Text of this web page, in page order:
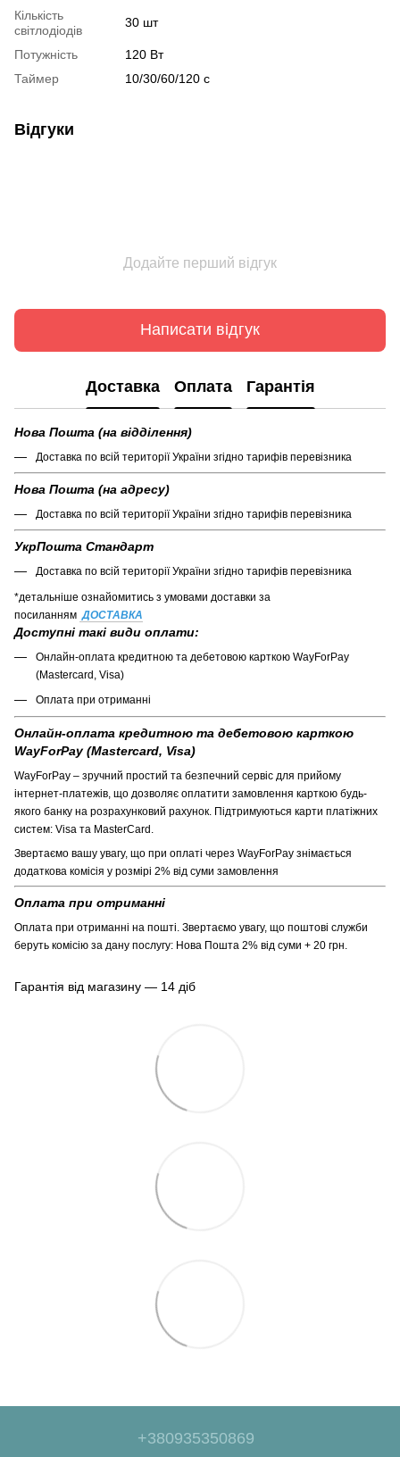
Кількість
світлодіодів
30 шт
Потужність
120 Вт
Таймер
10/30/60/120 с
Відгуки
Додайте перший відгук
Написати відгук
Доставка Оплата Гарантія
Нова Пошта (на відділення)
Доставка по всій території України згідно тарифів перевізника
Нова Пошта (на адресу)
Доставка по всій території України згідно тарифів перевізника
УкрПошта Стандарт
Доставка по всій території України згідно тарифів перевізника
*детальніше ознайомитись з умовами доставки за
посиланням ДОСТАВКА
Доступні такі види оплати:
Онлайн-оплата кредитною та дебетовою карткою WayForPay
(Mastercard, Visa)
Оплата при отриманні
Онлайн-оплата кредитною та дебетовою карткою
WayForPay (Mastercard, Visa)
WayForPay – зручний простий та безпечний сервіс для прийому
інтернет-платежів, що дозволяє оплатити замовлення карткою будь-
якого банку на розрахунковий рахунок. Підтримуються карти платіжних
систем: Visa та MasterCard.
Звертаємо вашу увагу, що при оплаті через WayForPay знімається
додаткова комісія у розмірі 2% від суми замовлення
Оплата при отриманні
Оплата при отриманні на пошті. Звертаємо увагу, що поштові служби
беруть комісію за дану послугу: Нова Пошта 2% від суми + 20 грн.
Гарантія від магазину — 14 діб
+380935350869